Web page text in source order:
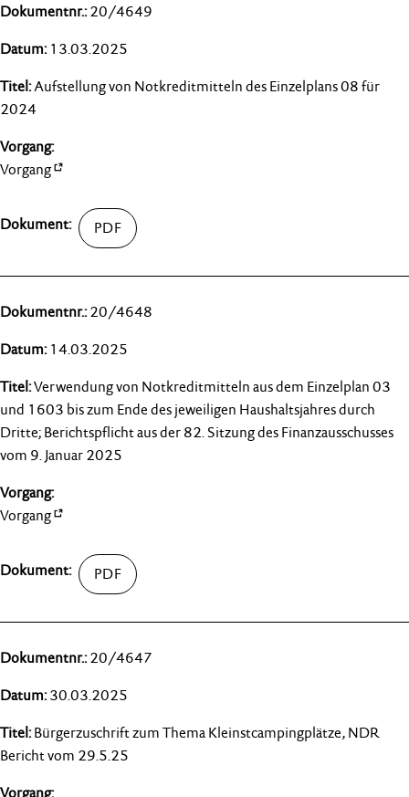
20/4649
13.03.2025
Aufstellung von Notkreditmitteln des Einzelplans 08 für
2024
Vorgang
20/4648
14.03.2025
Verwendung von Notkreditmitteln aus dem Einzelplan 03
und 1603 bis zum Ende des jeweiligen Haushaltsjahres durch
Dritte; Berichtspflicht aus der 82. Sitzung des Finanzausschusses
vom 9. Januar 2025
Vorgang
20/4647
30.03.2025
Bürgerzuschrift zum Thema Kleinstcampingplätze, NDR
Bericht vom 29.5.25